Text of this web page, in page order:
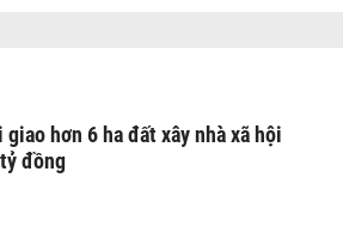
giao hơn 6 ha đất xây nhà xã hội
đồng